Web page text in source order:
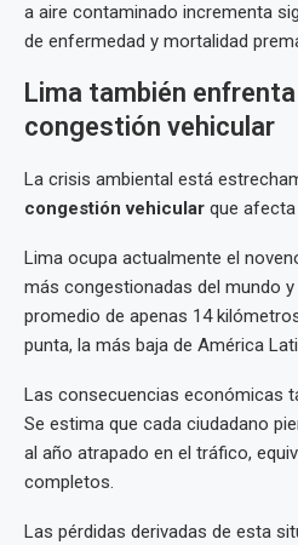
a aire contaminado incrementa
de enfermedad y mortalidad
Lima también
congestión vehicular
La crisis ambiental está
congestión vehicular que afecta
Lima ocupa actualmente el
más congestionadas del mundo
promedio de apenas 14
punta, la más baja de América
Las consecuencias económicas
Se estima que cada ciudadano
al año atrapado en el tráfico,
completos.
Las pérdidas derivadas de esta